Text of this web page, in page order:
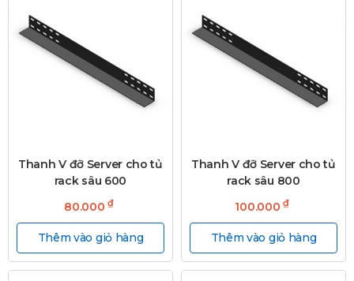
Thanh V đỡ Server cho tủ
rack sâu 600
80.000₫
Thêm vào giỏ hàng
Thanh V đỡ Server cho tủ
rack sâu 800
100.000₫
Thêm vào giỏ hàng